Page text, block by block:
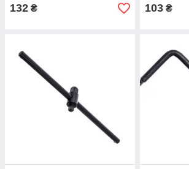
132 ₴ 103 ₴